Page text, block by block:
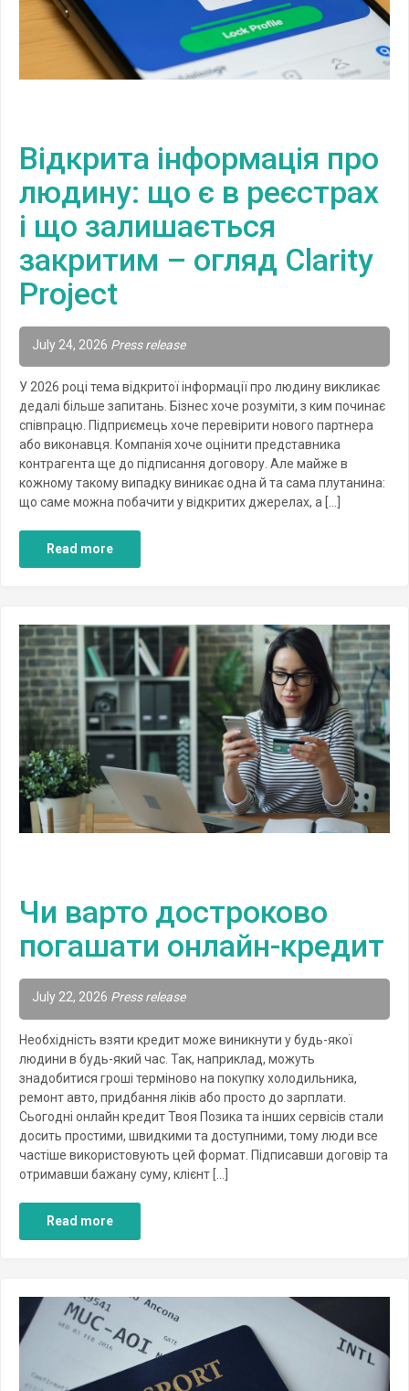
Відкрита інформація про
людину: що є в реєстрах
і що залишається
закритим – огляд Clarity
Project
July 24, 2026 Press release
У 2026 році тема відкритої інформації про людину викликає
дедалі більше запитань. Бізнес хоче розуміти, з ким починає
співпрацю. Підприємець хоче перевірити нового партнера
або виконавця. Компанія хоче оцінити представника
контрагента ще до підписання договору. Але майже в
кожному такому випадку виникає одна й та сама плутанина:
що саме можна побачити у відкритих джерелах, а […]
Read more
Чи варто достроково
погашати онлайн-кредит
July 22, 2026 Press release
Необхідність взяти кредит може виникнути у будь-якої
людини в будь-який час. Так, наприклад, можуть
знадобитися гроші терміново на покупку холодильника,
ремонт авто, придбання ліків або просто до зарплати.
Сьогодні онлайн кредит Твоя Позика та інших сервісів стали
досить простими, швидкими та доступними, тому люди все
частіше використовують цей формат. Підписавши договір та
отримавши бажану суму, клієнт […]
Read more